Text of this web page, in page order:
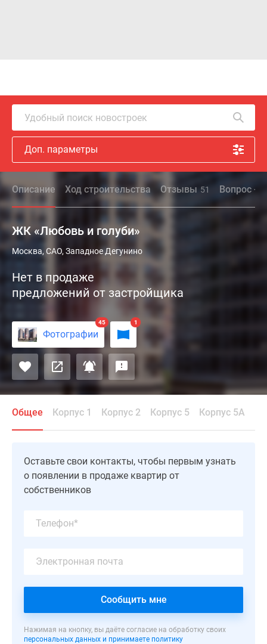
Удобный поиск новостроек
Доп. параметры
Описание Ход строительства Отзывы 51 Вопрос -
ЖК «Любовь и голуби»
ЖК
и
голуби»
в
районе
Западное
Дегунино
на
севере
столицы.
комплекс,
состоящий
секций,
198
Москва, САО, Западное Дегунино
Нет в продаже
предложений от застройщика
Фотографии
45 1
Общее Корпус 1 Корпус 2 Корпус 5 Корпус 5А
Оставьте свои контакты, чтобы первым узнать
о появлении в продаже квартир от
собственников
Сообщить мне
Нажимая на кнопку, вы даёте согласие на обработку своих
персональных данных и принимаете политику